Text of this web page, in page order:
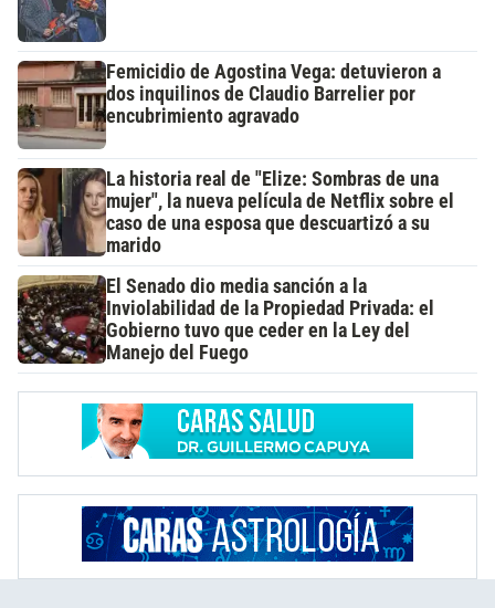
Femicidio de Agostina Vega: detuvieron a
dos inquilinos de Claudio Barrelier por
encubrimiento agravado
La historia real de "Elize: Sombras de una
mujer", la nueva película de Netflix sobre el
caso de una esposa que descuartizó a su
marido
El Senado dio media sanción a la
Inviolabilidad de la Propiedad Privada: el
Gobierno tuvo que ceder en la Ley del
Manejo del Fuego